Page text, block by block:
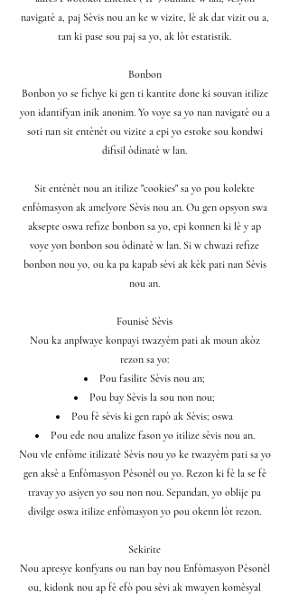
navigatè a, paj Sèvis nou an ke w vizite, lè ak dat vizit ou a,
tan ki pase sou paj sa yo, ak lòt estatistik.
Bonbon
Bonbon yo se fichye ki gen ti kantite done ki souvan itilize
yon idantifyan inik anonim. Yo voye sa yo nan navigatè ou a
soti nan sit entènèt ou vizite a epi yo estoke sou kondwi
difisil òdinatè w lan.
Sit entènèt nou an itilize "cookies" sa yo pou kolekte
enfòmasyon ak amelyore Sèvis nou an. Ou gen opsyon swa
aksepte oswa refize bonbon sa yo, epi konnen ki lè y ap
voye yon bonbon sou òdinatè w lan. Si w chwazi refize
bonbon nou yo, ou ka pa kapab sèvi ak kèk pati nan Sèvis
nou an.
Founisè Sèvis
Nou ka anplwaye konpayi twazyèm pati ak moun akòz
rezon sa yo:
Pou fasilite Sèvis nou an;
Pou bay Sèvis la sou non nou;
Pou fè sèvis ki gen rapò ak Sèvis; oswa
Pou ede nou analize fason yo itilize sèvis nou an.
Nou vle enfòme itilizatè Sèvis nou yo ke twazyèm pati sa yo
gen aksè a Enfòmasyon Pèsonèl ou yo. Rezon ki fè la se fè
travay yo asiyen yo sou non nou. Sepandan, yo oblije pa
divilge oswa itilize enfòmasyon yo pou okenn lòt rezon.
Sekirite
Nou apresye konfyans ou nan bay nou Enfòmasyon Pèsonèl
ou, kidonk nou ap fè efò pou sèvi ak mwayen komèsyal